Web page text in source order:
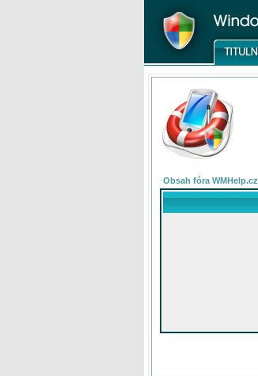
Obsah fóra WMHelp.cz